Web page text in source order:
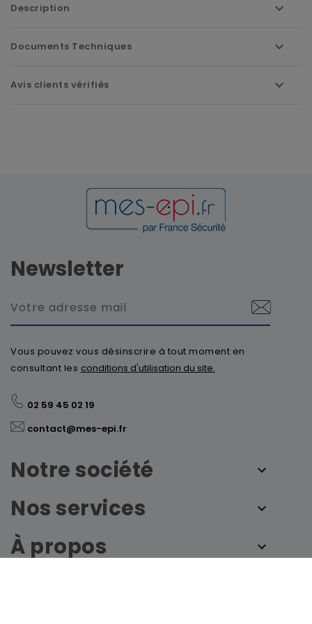
Description
Documents Techniques
Avis clients vérifiés
Newsletter
Vous pouvez vous désinscrire à tout moment en
consultant les conditions d'utilisation du site.
02 59 45 02 19
contact@mes-epi.fr
Notre société
Nos services
À propos